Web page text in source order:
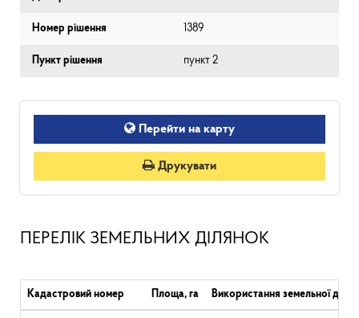
Номер рішення 1389
Пункт рішення пункт 2
Перейти на карту
Друкувати
ПЕРЕЛІК ЗЕМЕЛЬНИХ ДІЛЯНОК
Кадастровий номер Площа, га Використання земельної